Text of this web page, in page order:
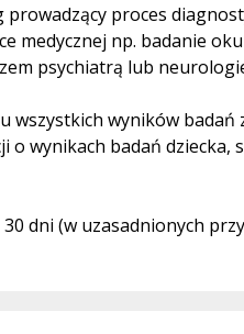
proces
medycznej np. badanie
psychiatrą lub
wszystkich wyników
wynikach badań dziecka,
dni (w uzasadnionych